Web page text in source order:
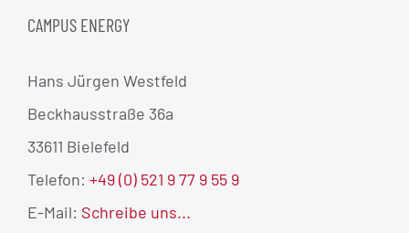
CAMPUS ENERGY
Hans Jürgen Westfeld
Beckhausstraße 36a
33611 Bielefeld
Telefon: +49 (0) 521 9 77 9 55 9
E-Mail: Schreibe uns...